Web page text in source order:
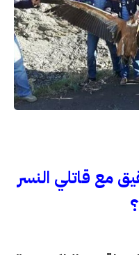
مع قاتلي النسر